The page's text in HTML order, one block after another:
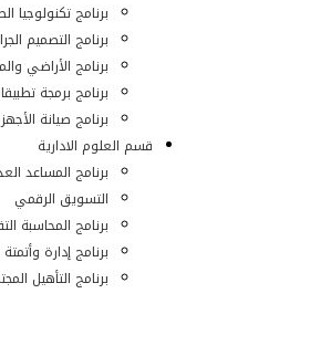
برنامج تكنولوجيا
برنامج التصميم
برنامج الأراضي
برنامج برمجة
برنامج صيانة
قسم العلوم الادارية
برنامج المساعد
التسويق الرقمي
برنامج المحاسبة
برنامج إدارة
برنامج التأهيل